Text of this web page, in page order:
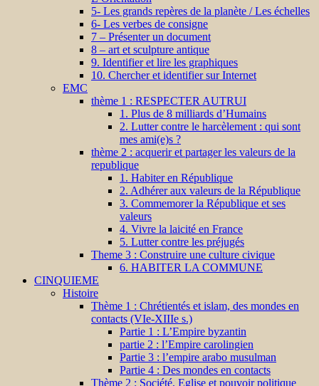
5- Les grands repères de la planète / Les échelles
6- Les verbes de consigne
7 – Présenter un document
8 – art et sculpture antique
9. Identifier et lire les graphiques
10. Chercher et identifier sur Internet
EMC
thème 1 : RESPECTER AUTRUI
1. Plus de 8 milliards d’Humains
2. Lutter contre le harcèlement : qui sont
mes ami(e)s ?
thème 2 : acquerir et partager les valeurs de la
republique
1. Habiter en République
2. Adhérer aux valeurs de la République
3. Commemorer la République et ses
valeurs
4. Vivre la laicité en France
5. Lutter contre les préjugés
Theme 3 : Construire une culture civique
6. HABITER LA COMMUNE
CINQUIEME
Histoire
Thème 1 : Chrétientés et islam, des mondes en
contacts (VIe-XIIIe s.)
Partie 1 : L’Empire byzantin
partie 2 : l’Empire carolingien
Partie 3 : l’empire arabo musulman
Partie 4 : Des mondes en contacts
Thème 2 : Société, Eglise et pouvoir politique